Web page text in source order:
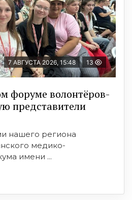
7 АВГУСТА 2026, 15:48 13
форуме волонтёров-
представители
нашего региона
медико-
имени ...